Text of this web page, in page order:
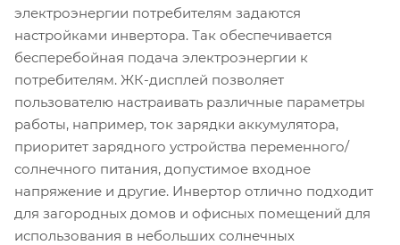
электроэнергии потребителям задаются
настройками инвертора. Так обеспечивается
бесперебойная подача электроэнергии к
потребителям. ЖК-дисплей позволяет
пользователю настраивать различные параметры
работы, например, ток зарядки аккумулятора,
приоритет зарядного устройства переменного/
солнечного питания, допустимое входное
напряжение и другие. Инвертор отлично подходит
для загородных домов и офисных помещений для
использования в небольших солнечных